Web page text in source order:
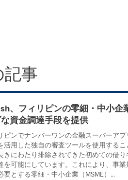
事
、フィリピンの零細・中小企
資金調達手段を提供
ピンでナンバーワンの金融スーパーア
活用した独自の審査ツールを使用する
きにわたり排除されてきた初めての借
を可能にしています。これにより、事
要とする零細・中小企業（MSME）...